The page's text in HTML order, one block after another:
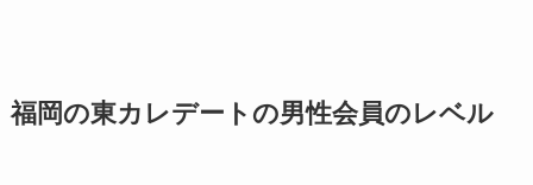
福岡の東カレデートの男性会員のレベル